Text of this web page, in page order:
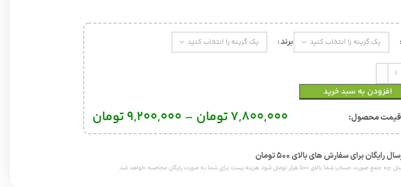
برند
افزودن به سبد خرید
قیمت محصول:​ 7,800,000تومان –
9,200,000تومان
رایگان برای سفارش های بالای ۵۰۰ تومان
جمع صورت حساب شما بالای ۵۰۰ هزار تومان شود هزینه پست برای شما به صورت رایگان محاصبه خواهد شد.